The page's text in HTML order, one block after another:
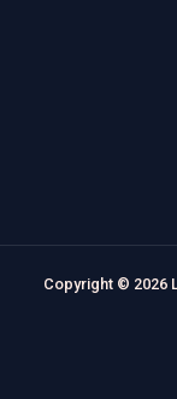
Copyright © 2026